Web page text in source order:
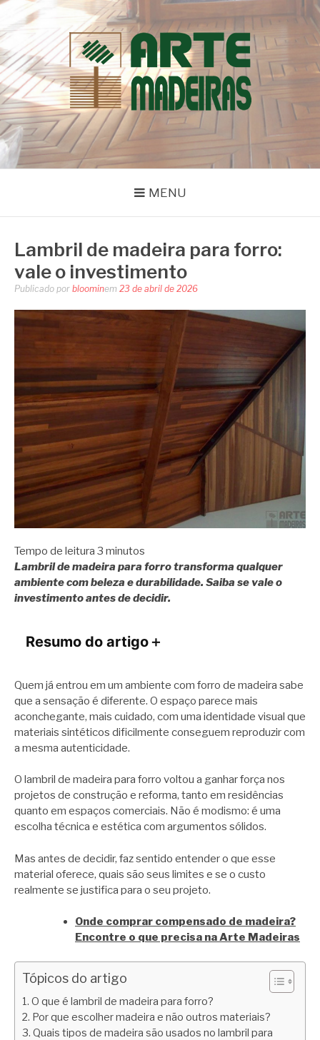
Pular
para
o
conteúdo
BLOG | ARTE
MADEIRAS
Dicas e Novidades sobre Madeiras
MENU
Lambril de madeira para forro:
vale o investimento
Publicado por bloominem 23 de abril de 2026
Tempo de leitura 3 minutos
Lambril de madeira para forro transforma qualquer
ambiente com beleza e durabilidade. Saiba se vale o
investimento antes de decidir.
Resumo do artigo＋
Quem já entrou em um ambiente com forro de madeira sabe
que a sensação é diferente. O espaço parece mais
aconchegante, mais cuidado, com uma identidade visual que
materiais sintéticos dificilmente conseguem reproduzir com
a mesma autenticidade.
O lambril de madeira para forro voltou a ganhar força nos
projetos de construção e reforma, tanto em residências
quanto em espaços comerciais. Não é modismo: é uma
escolha técnica e estética com argumentos sólidos.
Mas antes de decidir, faz sentido entender o que esse
material oferece, quais são seus limites e se o custo
realmente se justifica para o seu projeto.
Onde comprar compensado de madeira?
Encontre o que precisa na Arte Madeiras
Tópicos do artigo
O que é lambril de madeira para forro?
Por que escolher madeira e não outros materiais?
Quais tipos de madeira são usados no lambril para